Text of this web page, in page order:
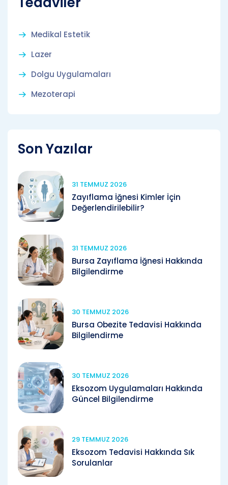
Medikal Estetik
Lazer
Dolgu Uygulamaları
Mezoterapi
Son Yazılar
31 TEMMUZ 2026
Zayıflama İğnesi Kimler İçin
Değerlendirilebilir?
31 TEMMUZ 2026
Bursa Zayıflama İğnesi Hakkında
Bilgilendirme
30 TEMMUZ 2026
Bursa Obezite Tedavisi Hakkında
Bilgilendirme
30 TEMMUZ 2026
Eksozom Uygulamaları Hakkında
Güncel Bilgilendirme
29 TEMMUZ 2026
Eksozom Tedavisi Hakkında Sık
Sorulanlar